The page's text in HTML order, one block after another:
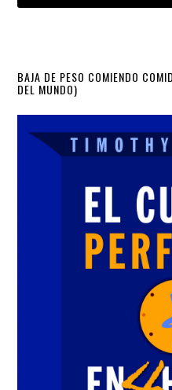
Primary
Sidebar
BAJA DE PESO COMIENDO
DEL MUNDO)